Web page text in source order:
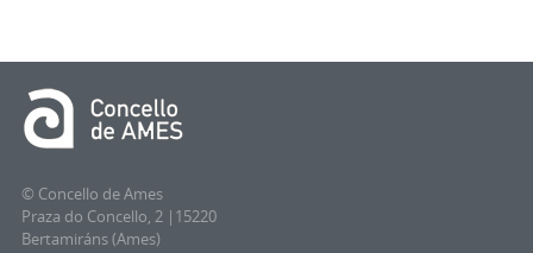
© Concello de Ames
Praza do Concello, 2 |15220
Bertamiráns (Ames)